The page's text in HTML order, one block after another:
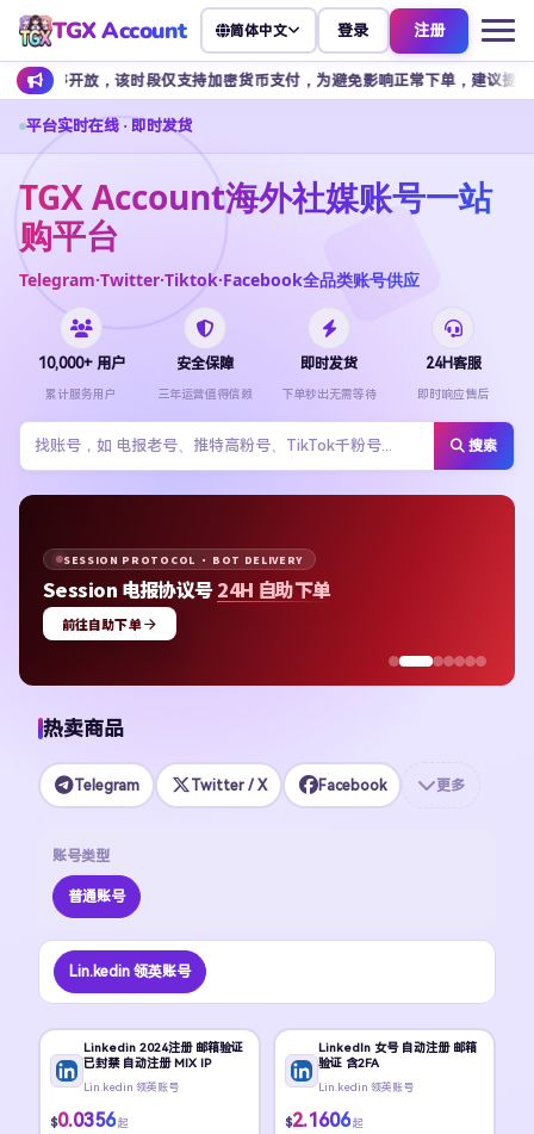
TGX Account 简体中文 登录 注册
段仅支持加密货币支付，为避免影响正常下单，建议提前安排余额充值。
平台实时在线 · 即时发货
TGX Account海外社媒账号一站
购平台
Telegram·Twitter·Tiktok·Facebook全品类账号供应
10,000+ 用户
累计服务用户
安全保障
三年运营值得信赖
即时发货
下单秒出无需等待
24H客服
即时响应售后
搜索
SESSION PROTOCOL · BOT DELIVERY
Session 电报协议号24H 自助下单
前往自助下单
热卖商品
Telegram Twitter / X Facebook 更多
账号类型
普通账号
Lin.kedin 领英账号
Linkedin 2024注册 邮箱验证
已封禁 自动注册 MIX IP
Lin.kedin 领英账号
$0.0356 起
LinkedIn 女号 自动注册 邮箱
验证 含2FA
Lin.kedin 领英账号
$2.1606 起